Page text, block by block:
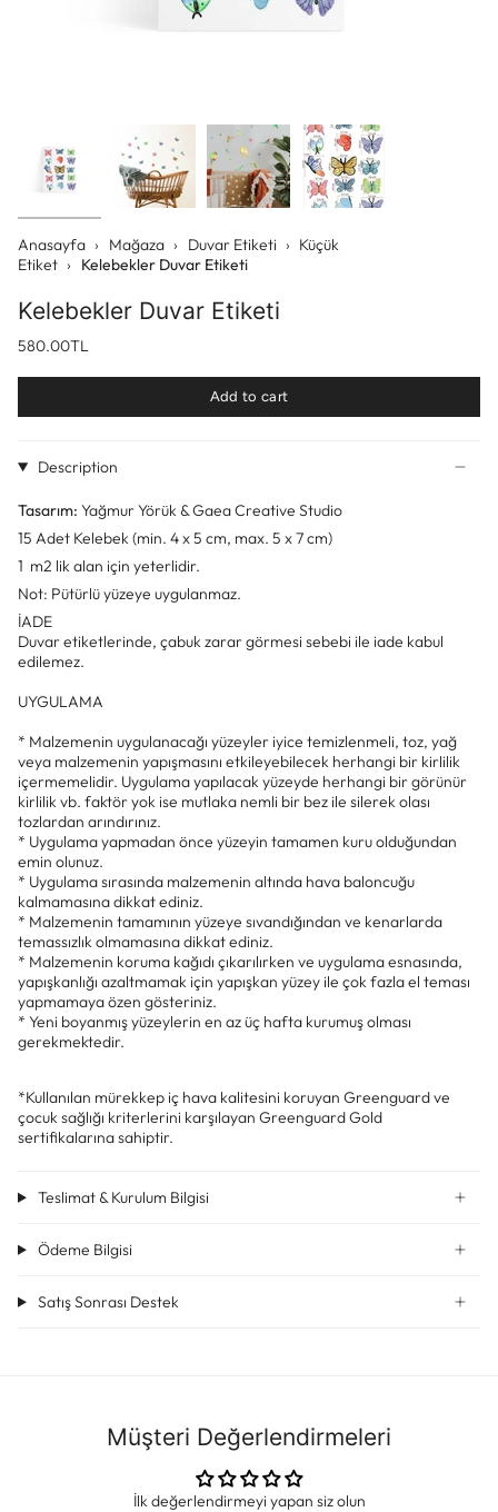
Anasayfa › Mağaza › Duvar Etiketi › Küçük
Etiket › Kelebekler Duvar Etiketi
Kelebekler Duvar Etiketi
580.00TL
Add to cart
Description
Tasarım: Yağmur Yörük & Gaea Creative Studio
15 Adet Kelebek (min. 4 x 5 cm, max. 5 x 7 cm)
1 m2 lik alan için yeterlidir.
Not: Pütürlü yüzeye uygulanmaz.
İADE
Duvar etiketlerinde, çabuk zarar görmesi sebebi ile iade kabul
edilemez.
UYGULAMA
* Malzemenin uygulanacağı yüzeyler iyice temizlenmeli, toz, yağ
veya malzemenin yapışmasını etkileyebilecek herhangi bir kirlilik
içermemelidir. Uygulama yapılacak yüzeyde herhangi bir görünür
kirlilik vb. faktör yok ise mutlaka nemli bir bez ile silerek olası
tozlardan arındırınız.
* Uygulama yapmadan önce yüzeyin tamamen kuru olduğundan
emin olunuz.
* Uygulama sırasında malzemenin altında hava baloncuğu
kalmamasına dikkat ediniz.
* Malzemenin tamamının yüzeye sıvandığından ve kenarlarda
temassızlık olmamasına dikkat ediniz.
* Malzemenin koruma kağıdı çıkarılırken ve uygulama esnasında,
yapışkanlığı azaltmamak için yapışkan yüzey ile çok fazla el teması
yapmamaya özen gösteriniz.
* Yeni boyanmış yüzeylerin en az üç hafta kurumuş olması
gerekmektedir.
*Kullanılan mürekkep iç hava kalitesini koruyan Greenguard ve
çocuk sağlığı kriterlerini karşılayan Greenguard Gold
sertifikalarına sahiptir.
Teslimat & Kurulum Bilgisi
Ödeme Bilgisi
Satış Sonrası Destek
Müşteri Değerlendirmeleri
İlk değerlendirmeyi yapan siz olun